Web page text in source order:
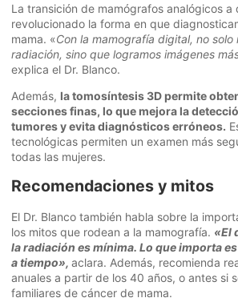
La transición de mamógrafos analógicos a
revolucionado la forma en que
mama. «Con la mamografía digital, no solo
radiación, sino que logramos imágenes
explica el Dr. Blanco.
Además, la tomosíntesis 3D permite
secciones finas, lo que mejora la
tumores y evita diagnósticos erróneos.
tecnológicas permiten un examen más
todas las mujeres.
Recomendaciones y mitos
El Dr. Blanco también habla sobre la
los mitos que rodean a la mamografía. «El
la radiación es mínima. Lo que importa
a tiempo», aclara. Además, recomienda
anuales a partir de los 40 años, o antes si
familiares de cáncer de mama.